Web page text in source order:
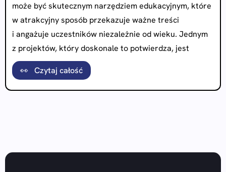
może być skutecznym narzędziem edukacyjnym, które
w atrakcyjny sposób przekazuje ważne treści
i angażuje uczestników niezależnie od wieku. Jednym
z projektów, który doskonale to potwierdza, jest
👀 Czytaj całość